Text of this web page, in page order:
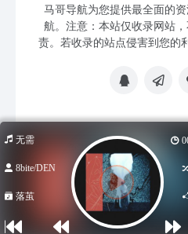
马哥导航为您提供最全面的
航。注意：本站仅收录网站
责。若收录的站点侵害到您的
免责声明 友链申请
无需
8bite/DEN
落茧